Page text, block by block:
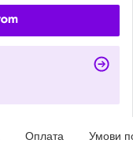
Оплата Умови